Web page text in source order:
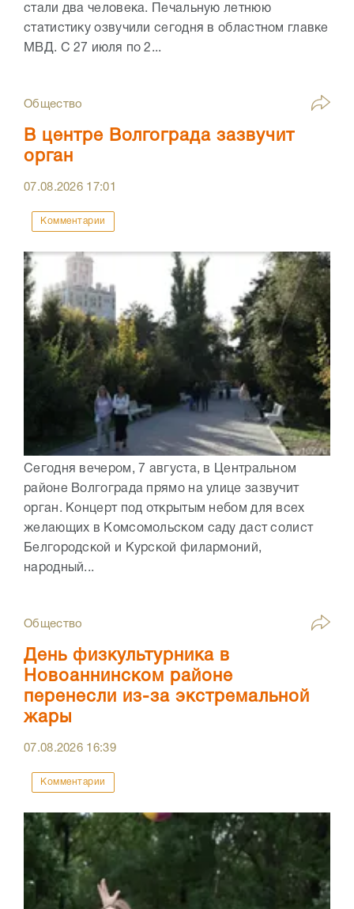
стали два человека. Печальную летнюю
статистику озвучили сегодня в областном главке
МВД. С 27 июля по 2...
Общество
В центре Волгограда зазвучит
орган
07.08.2026 17:01
Комментарии
Сегодня вечером, 7 августа, в Центральном
районе Волгограда прямо на улице зазвучит
орган. Концерт под открытым небом для всех
желающих в Комсомольском саду даст солист
Белгородской и Курской филармоний,
народный...
Общество
День физкультурника в
Новоаннинском районе
перенесли из-за экстремальной
жары
07.08.2026 16:39
Комментарии